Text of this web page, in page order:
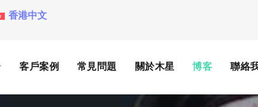
香港中文
客戶案例 常見問題 關於木星 博客 聯絡